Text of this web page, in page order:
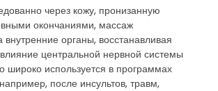
через кожу, пронизанную
окончаниями, массаж
внутренние органы, восстанавливая
центральной нервной системы
широко используется в программах
после инсультов, травм,